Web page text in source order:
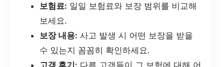
보험료: 일일 보험료와 보장 범위를 비교해
보세요.
보장 내용: 사고 발생 시 어떤 보장을 받을
수 있는지 꼼꼼히 확인하세요.
고객 후기: 다른 고객들이 그 보험에 대해 어